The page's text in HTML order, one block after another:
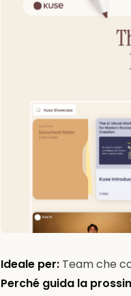
Ideale per: Team che
Perché guida la